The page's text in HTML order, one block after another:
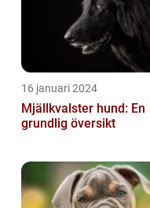
16 januari 2024
Mjällkvalster hund: En
grundlig översikt